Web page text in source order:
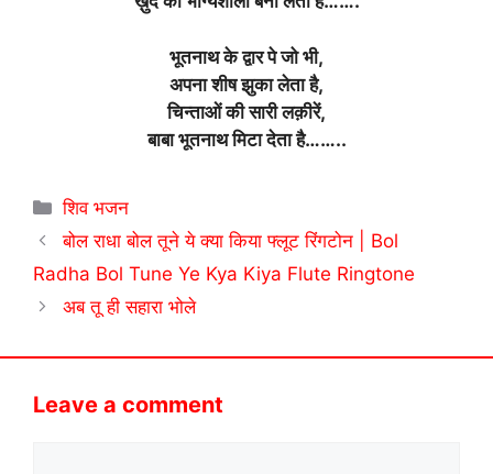
भूतनाथ के द्वार पे जो भी,
अपना शीष झुका लेता है,
चिन्ताओं की सारी लक़ीरें,
बाबा भूतनाथ मिटा देता है……..
Categories
शिव भजन
बोल राधा बोल तूने ये क्या किया फ्लूट रिंगटोन | Bol
Radha Bol Tune Ye Kya Kiya Flute Ringtone
अब तू ही सहारा भोले
Leave a comment